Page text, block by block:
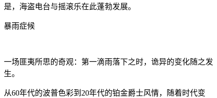
是，海盗电台与摇滚乐在此蓬勃发展。
暴雨症候
一场匪夷所思的奇观：第一滴雨落下之时，诡异的变化随之发
生。
从60年代的波普色彩到20年代的铂金爵士风情，随着时代变